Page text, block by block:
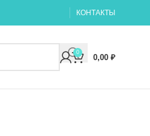
КОНТАКТЫ
0
0,00 ₽